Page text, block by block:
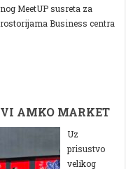
MeetUP susreta za
Business centra
AMKO MARKET
Uz
prisustvo
velikog